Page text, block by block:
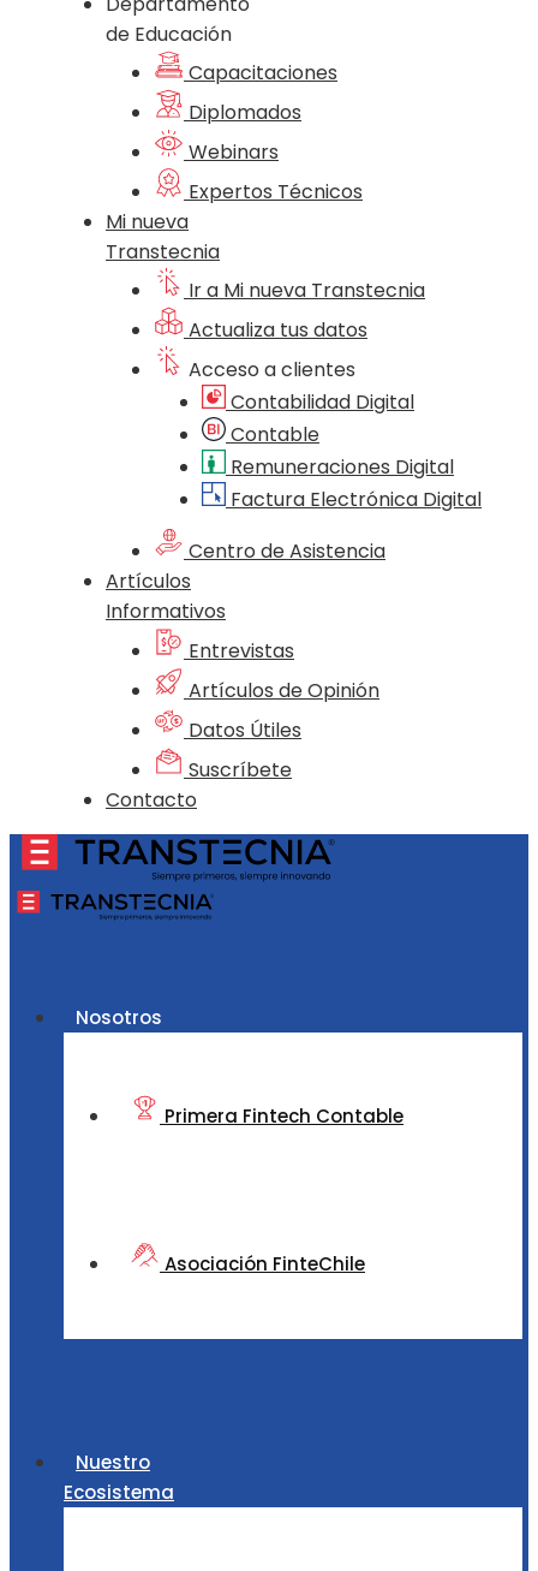
de Educación
Capacitaciones
Diplomados
Webinars
Expertos Técnicos
Mi nueva
Transtecnia
Ir a Mi nueva Transtecnia
Actualiza tus datos
Acceso a clientes
Contabilidad Digital
Contable
Remuneraciones Digital
Factura Electrónica Digital
Centro de Asistencia
Artículos
Informativos
Entrevistas
Artículos de Opinión
Datos Útiles
Suscríbete
Contacto
Nosotros
Primera Fintech Contable
Asociación FinteChile
Nuestro
Ecosistema